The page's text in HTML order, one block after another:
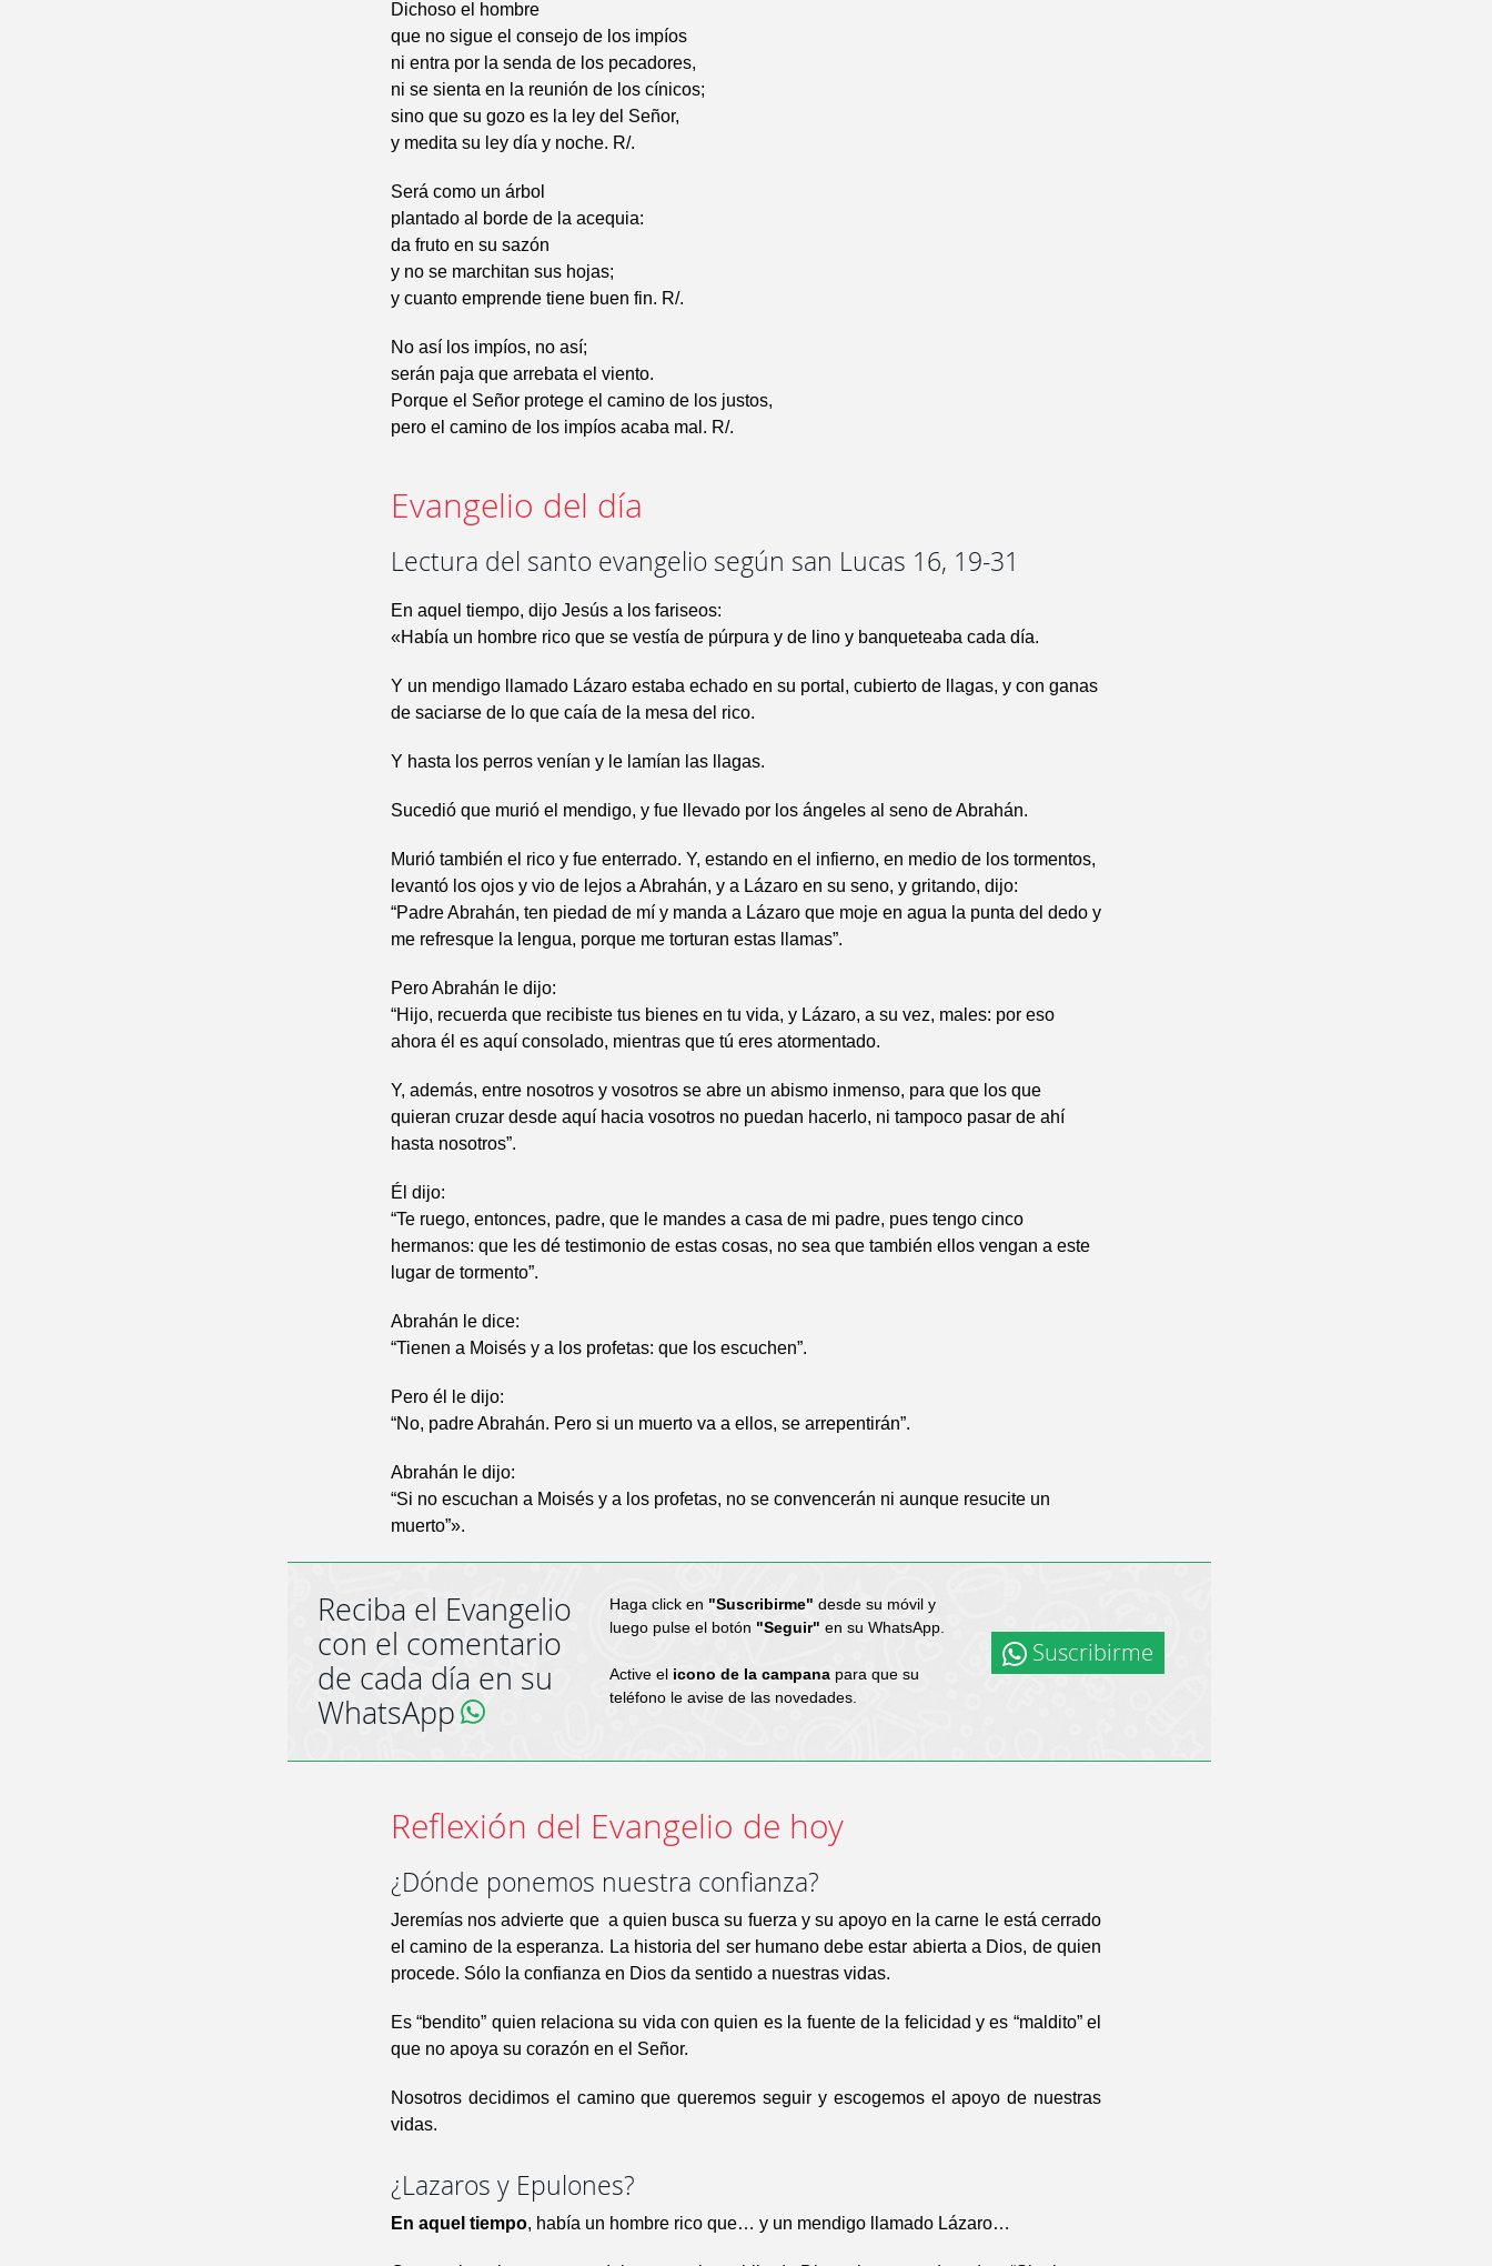
Dichoso el hombre
que no sigue el consejo de los impíos
ni entra por la senda de los pecadores,
ni se sienta en la reunión de los cínicos;
sino que su gozo es la ley del Señor,
y medita su ley día y noche. R/.
Será como un árbol
plantado al borde de la acequia:
da fruto en su sazón
y no se marchitan sus hojas;
y cuanto emprende tiene buen fin. R/.
No así los impíos, no así;
serán paja que arrebata el viento.
Porque el Señor protege el camino de los justos,
pero el camino de los impíos acaba mal. R/.
Evangelio del día
Lectura del santo evangelio según san Lucas 16, 19-31
En aquel tiempo, dijo Jesús a los fariseos:
«Había un hombre rico que se vestía de púrpura y de lino y banqueteaba cada día.
Y un mendigo llamado Lázaro estaba echado en su portal, cubierto de llagas, y con ganas
de saciarse de lo que caía de la mesa del rico.
Y hasta los perros venían y le lamían las llagas.
Sucedió que murió el mendigo, y fue llevado por los ángeles al seno de Abrahán.
Murió también el rico y fue enterrado. Y, estando en el infierno, en medio de los tormentos,
levantó los ojos y vio de lejos a Abrahán, y a Lázaro en su seno, y gritando, dijo:
“Padre Abrahán, ten piedad de mí y manda a Lázaro que moje en agua la punta del dedo y
me refresque la lengua, porque me torturan estas llamas”.
Pero Abrahán le dijo:
“Hijo, recuerda que recibiste tus bienes en tu vida, y Lázaro, a su vez, males: por eso
ahora él es aquí consolado, mientras que tú eres atormentado.
Y, además, entre nosotros y vosotros se abre un abismo inmenso, para que los que
quieran cruzar desde aquí hacia vosotros no puedan hacerlo, ni tampoco pasar de ahí
hasta nosotros”.
Él dijo:
“Te ruego, entonces, padre, que le mandes a casa de mi padre, pues tengo cinco
hermanos: que les dé testimonio de estas cosas, no sea que también ellos vengan a este
lugar de tormento”.
Abrahán le dice:
“Tienen a Moisés y a los profetas: que los escuchen”.
Pero él le dijo:
“No, padre Abrahán. Pero si un muerto va a ellos, se arrepentirán”.
Abrahán le dijo:
“Si no escuchan a Moisés y a los profetas, no se convencerán ni aunque resucite un
muerto”».
Reciba el Evangelio
con el comentario
de cada día en su
WhatsApp
Haga click en "Suscribirme" desde su móvil y
luego pulse el botón "Seguir" en su WhatsApp.
Active el icono de la campanapara que su
teléfono le avise de las novedades.
Suscribirme
Reflexión del Evangelio de hoy
¿Dónde ponemos nuestra confianza?
Jeremías nos advierte que a quien busca su fuerza y su apoyo en la carne le está cerrado
el camino de la esperanza. La historia del ser humano debe estar abierta a Dios, de quien
procede. Sólo la confianza en Dios da sentido a nuestras vidas.
Es “bendito” quien relaciona su vida con quien es la fuente de la felicidad y es “maldito” el
que no apoya su corazón en el Señor.
Nosotros decidimos el camino que queremos seguir y escogemos el apoyo de nuestras
vidas.
¿Lazaros y Epulones?
En aquel tiempo, había un hombre rico que… y un mendigo llamado Lázaro…